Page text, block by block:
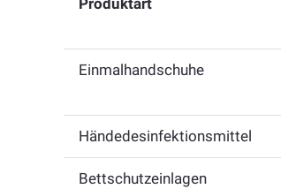
Produktart
Einmalhandschuhe
Händedesinfektionsmittel
Bettschutzeinlagen